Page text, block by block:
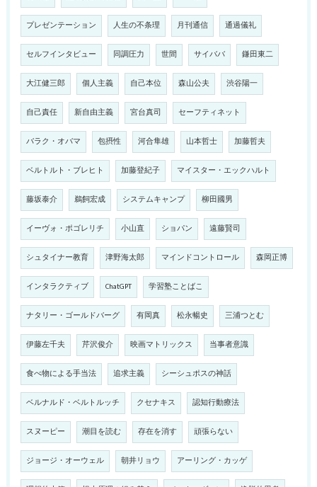
プレゼンテーション 人生の不条理 月刊通信 通過儀礼
セルフインタビュー 同調圧力 世間 サイババ 鎌田東二
大江健三郎 個人主義 自己本位 森山公夫 渋谷陽一
自己責任 新自由主義 宮台真司 セーフティネット
バラク・オバマ 包摂性 河合隼雄 山本哲士 加藤哲夫
ベルトルト・ブレヒト 加藤登紀子 マイスター・エックハルト
藤坂泰介 鵜飼宏成 システムキャンプ 柳田國男
イーヴォ・ポゴレリチ 小山直 ショパン 遠藤賢司
シュタイナー教育 津野海太郎 マインドコントロール 森岡正博
インタラクティブ ChatGPT 学習塾ことばこ
ナタリー・ゴールドバーグ 有岡真 松永暢史 三浦つとむ
伊藤左千夫 芹沢俊介 映画マトリックス 当事者意識
食べ物による手当法 追求主義 シーシュポスの神話
ベルナルド・ベルトルッチ クセナキス 認知行動療法
スヌーピー 潮目を読む 存在を消す 頑張らない
ジョージ・オーウェル 朝井リョウ アーリング・カッゲ